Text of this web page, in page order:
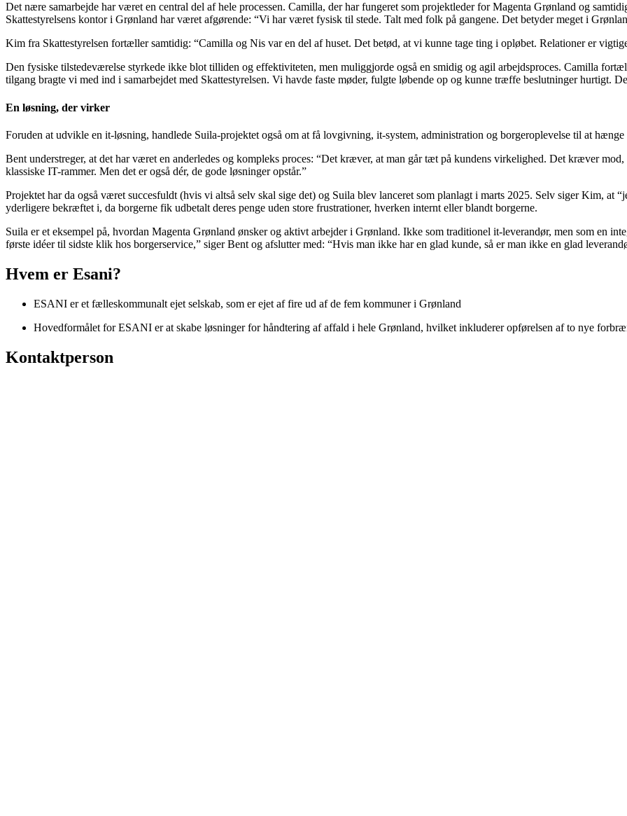
Det nære samarbejde har været en central del af hele processen. Camilla, der har fungeret som projektleder for Magenta Grønland og
Skattestyrelsens kontor i Grønland har været afgørende: “Vi har været fysisk til stede. Talt med folk på gangene. Det betyder meget i
Kim fra Skattestyrelsen fortæller samtidig: “Camilla og Nis var en del af huset. Det betød, at vi kunne tage ting i opløbet. Relationer er
Den fysiske tilstedeværelse styrkede ikke blot tilliden og effektiviteten, men muliggjorde også en smidig og agil arbejdsproces. Camilla
tilgang bragte vi med ind i samarbejdet med Skattestyrelsen. Vi havde faste møder, fulgte løbende op og kunne træffe beslutninger hurtigt.
En løsning, der virker
Foruden at udvikle en it-løsning, handlede Suila-projektet også om at få lovgivning, it-system, administration og borgeroplevelse til at hænge
Bent understreger, at det har været en anderledes og kompleks proces: “Det kræver, at man går tæt på kundens virkelighed. Det kræver
klassiske IT-rammer. Men det er også dér, de gode løsninger opstår.”
Projektet har da også været succesfuldt (hvis vi altså selv skal sige det) og Suila blev lanceret som planlagt i marts 2025. Selv siger Kim, at
yderligere bekræftet i, da borgerne fik udbetalt deres penge uden store frustrationer, hverken internt eller blandt borgerne.
Suila er et eksempel på, hvordan Magenta Grønland ønsker og aktivt arbejder i Grønland. Ikke som traditionel it-leverandør, men som en
første idéer til sidste klik hos borgerservice,” siger Bent og afslutter med: “Hvis man ikke har en glad kunde, så er man ikke en glad
Hvem er Esani?
ESANI er et fælleskommunalt ejet selskab, som er ejet af fire ud af de fem kommuner i Grønland
Hovedformålet for ESANI er at skabe løsninger for håndtering af affald i hele Grønland, hvilket inkluderer opførelsen af to nye
Kontaktperson